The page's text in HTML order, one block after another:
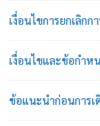
เงื่อนไขการยกเลิกก
เงื่อนไขและข้อกำห
ข้อแนะนำก่อนการเ